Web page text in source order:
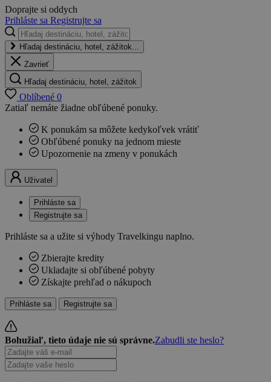
Doprajte si oddych
Prihláste sa Registrujte sa
Hľadaj destináciu, hotel, zážitok...
Zavrieť
Hľadaj destináciu, hotel, zážitok
Oblíbené 0
Zatiaľ nemáte žiadne obľúbené ponuky.
K ponukám sa môžete kedykoľvek vrátiť
Obľúbené ponuky na jednom mieste
Upozornenie na zmeny v ponukách
Uživatel
Prihláste sa
Registrujte sa
Prihláste sa a užite si výhody Travelkingu naplno.
Zbierajte kredity
Ukladajte si obľúbené pobyty
Získajte prehľad o nákupoch
Prihláste sa Registrujte sa
Bohužiaľ, tieto údaje nie sú správne.Zabudli ste heslo?